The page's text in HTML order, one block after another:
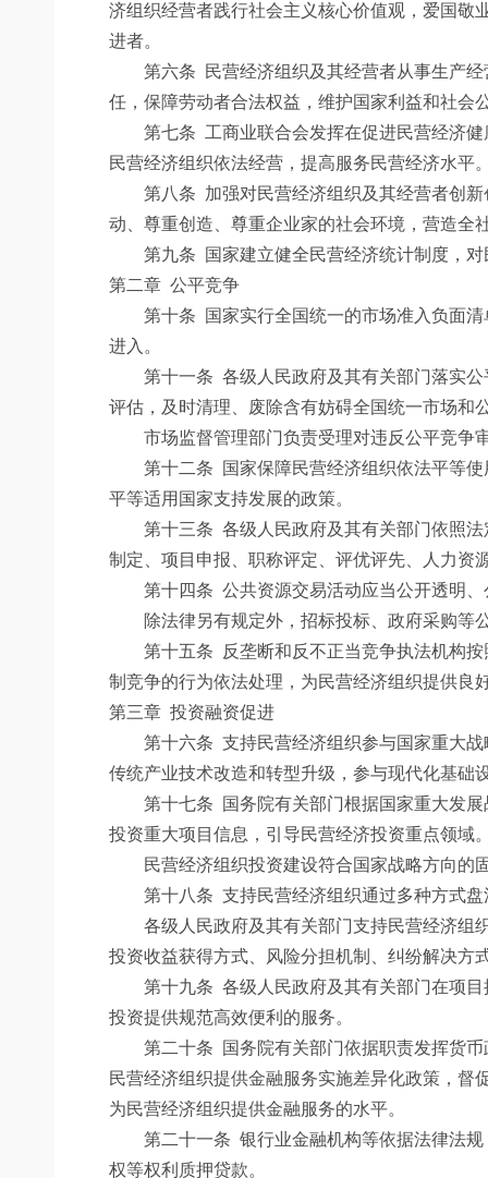
济组织经营者践行社会主义核心价值观，爱国敬
进者。
第六条 民营经济组织及其经营者从事生产
任，保障劳动者合法权益，维护国家利益和社会
第七条 工商业联合会发挥在促进民营经济
民营经济组织依法经营，提高服务民营经济水平
第八条 加强对民营经济组织及其经营者创
动、尊重创造、尊重企业家的社会环境，营造全
第九条 国家建立健全民营经济统计制度，
第二章 公平竞争
第十条 国家实行全国统一的市场准入负面
进入。
第十一条 各级人民政府及其有关部门落实
评估，及时清理、废除含有妨碍全国统一市场和
市场监督管理部门负责受理对违反公平竞争
第十二条 国家保障民营经济组织依法平等
平等适用国家支持发展的政策。
第十三条 各级人民政府及其有关部门依照
制定、项目申报、职称评定、评优评先、人力资
第十四条 公共资源交易活动应当公开透明
除法律另有规定外，招标投标、政府采购等
第十五条 反垄断和反不正当竞争执法机构
制竞争的行为依法处理，为民营经济组织提供良
第三章 投资融资促进
第十六条 支持民营经济组织参与国家重大
传统产业技术改造和转型升级，参与现代化基础
第十七条 国务院有关部门根据国家重大发
投资重大项目信息，引导民营经济投资重点领域
民营经济组织投资建设符合国家战略方向的
第十八条 支持民营经济组织通过多种方式
各级人民政府及其有关部门支持民营经济组织
投资收益获得方式、风险分担机制、纠纷解决方
第十九条 各级人民政府及其有关部门在项
投资提供规范高效便利的服务。
第二十条 国务院有关部门依据职责发挥货
民营经济组织提供金融服务实施差异化政策，
为民营经济组织提供金融服务的水平。
第二十一条 银行业金融机构等依据法律法
权等权利质押贷款。